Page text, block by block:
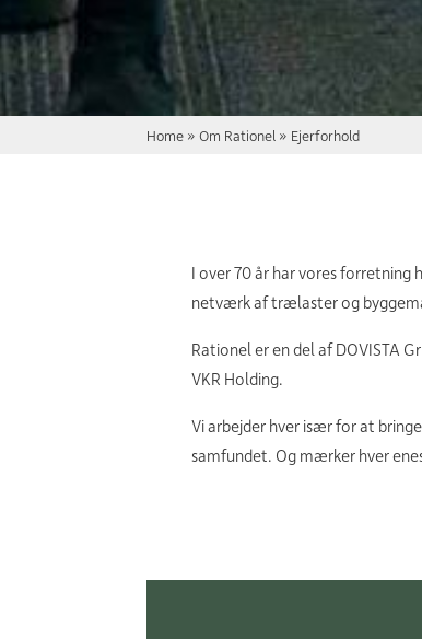
Home »Om Rationel » Ejerforhold
I over 70 år har vores
netværk af trælaster og
Rationel er en del af DOVISTA
VKR Holding.
Vi arbejder hver især for at
samfundet. Og mærker hver